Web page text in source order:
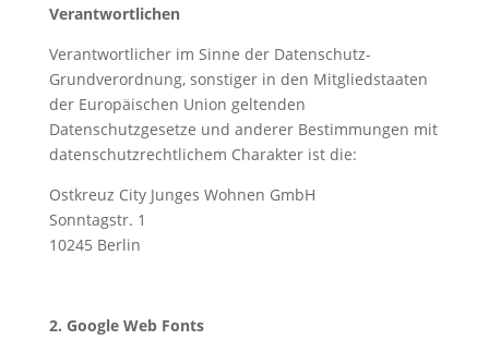
Verantwortlichen
Verantwortlicher im Sinne der Datenschutz-
Grundverordnung, sonstiger in den Mitgliedstaaten
der Europäischen Union geltenden
Datenschutzgesetze und anderer Bestimmungen mit
datenschutzrechtlichem Charakter ist die:
Ostkreuz City Junges Wohnen GmbH
Sonntagstr. 1
10245 Berlin
2. Google Web Fonts